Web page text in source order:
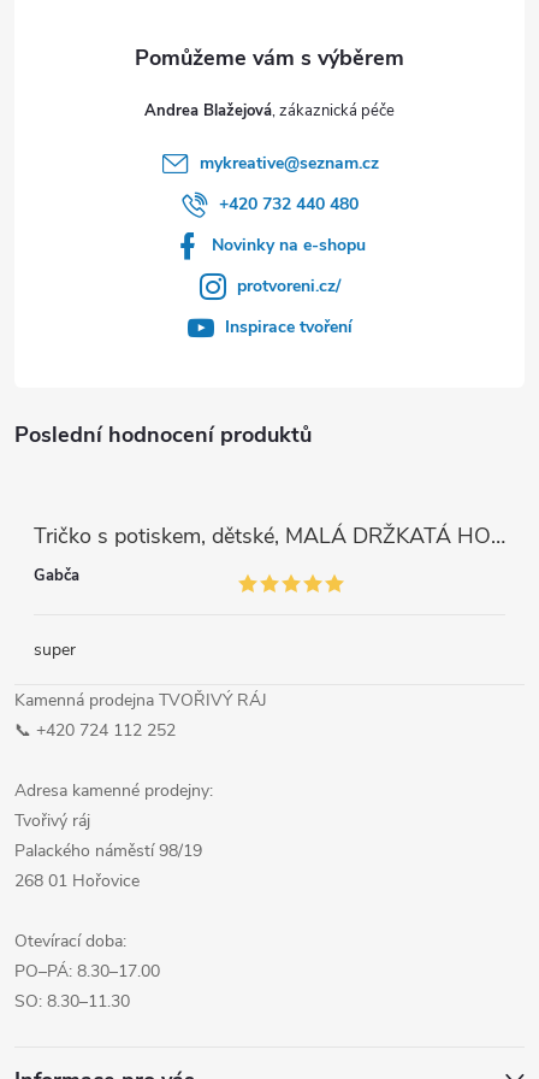
Poslední hodnocení produktů
Tričko s potiskem, dětské, MALÁ DRŽKATÁ HOLKA, 1 ks
Gabča
super
Kamenná prodejna TVOŘIVÝ RÁJ
📞 +420 724 112 252
Adresa kamenné prodejny:
Tvořivý ráj
Palackého náměstí 98/19
268 01 Hořovice
Otevírací doba:
PO–PÁ: 8.30–17.00
SO: 8.30–11.30
Andrea Blažejová
mykreative@seznam.cz
+420 732 440 480
Novinky na e-shopu
protvoreni.cz/
Inspirace tvoření